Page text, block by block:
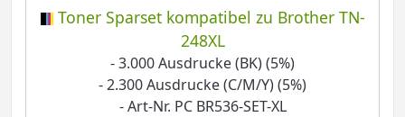
Toner Sparset kompatibel zu Brother TN-
248XL
- 3.000 Ausdrucke (BK) (5%)
- 2.300 Ausdrucke (C/M/Y) (5%)
- Art-Nr. PC BR536-SET-XL